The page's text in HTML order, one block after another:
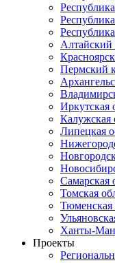
Алтайский
Пермский
Иркутская
Калужская
Липецкая
Самарская
Томская
Тюменская
Ханты-
Проекты